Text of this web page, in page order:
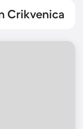
Crikvenica